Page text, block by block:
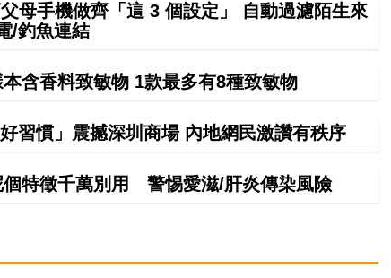
母手機做齊「這 3 個設定」 自動過濾陌生來
/釣魚連結
含香料致敏物 1款最多有8種致敏物
習慣」震撼深圳商場 內地網民激讚有秩序
個特徵千萬別用 警惕愛滋/肝炎傳染風險